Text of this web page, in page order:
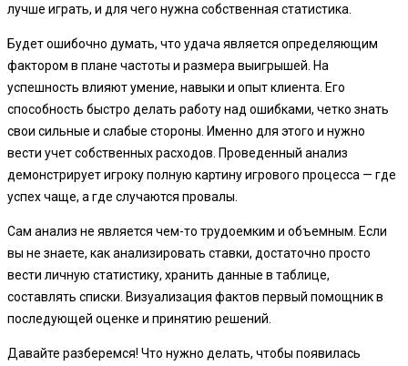
лучше играть, и для чего нужна собственная статистика.
Будет ошибочно думать, что удача является определяющим
фактором в плане частоты и размера выигрышей. На
успешность влияют умение, навыки и опыт клиента. Его
способность быстро делать работу над ошибками, четко знать
свои сильные и слабые стороны. Именно для этого и нужно
вести учет собственных расходов. Проведенный анализ
демонстрирует игроку полную картину игрового процесса — где
успех чаще, а где случаются провалы.
Сам анализ не является чем-то трудоемким и объемным. Если
вы не знаете, как анализировать ставки, достаточно просто
вести личную статистику, хранить данные в таблице,
составлять списки. Визуализация фактов первый помощник в
последующей оценке и принятию решений.
Давайте разберемся! Что нужно делать, чтобы появилась